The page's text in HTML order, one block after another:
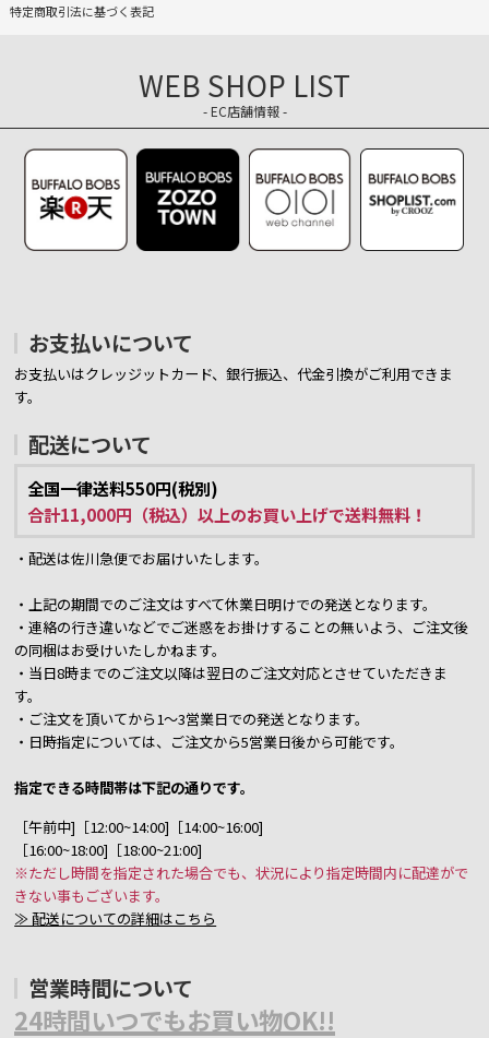
特定商取引法に基づく表記
WEB SHOP LIST
- EC店舗情報 -
お支払いについて
お支払いはクレッジットカード、銀行振込、代金引換がご利用できま
す。
配送について
全国一律送料550円(税別)
合計11,000円（税込）以上のお買い上げで送料無料！
・配送は佐川急便でお届けいたします。
・上記の期間でのご注文はすべて休業日明けでの発送となります。
・連絡の行き違いなどでご迷惑をお掛けすることの無いよう、ご注文後
の同梱はお受けいたしかねます。
・当日8時までのご注文以降は翌日のご注文対応とさせていただきま
す。
・ご注文を頂いてから1～3営業日での発送となります。
・日時指定については、ご注文から5営業日後から可能です。
指定できる時間帯は下記の通りです。
［午前中]［12:00~14:00]［14:00~16:00]
［16:00~18:00]［18:00~21:00]
※ただし時間を指定された場合でも、状況により指定時間内に配達がで
きない事もございます。
≫ 配送についての詳細はこちら
営業時間について
24時間いつでもお買い物OK!!